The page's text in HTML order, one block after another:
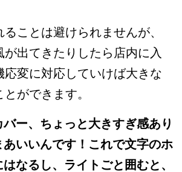
ことは避けられませんが、
出てきたりしたら店内に入
応変に対応していけば大きな
ができます。
ー、ちょっと大きすぎ感あり
あいいんです！これで文字のホ
なるし、ライトごと囲むと、